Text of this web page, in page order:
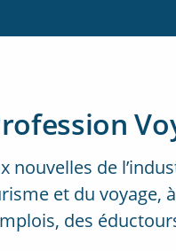
nouvelles de
et du voyage,
des